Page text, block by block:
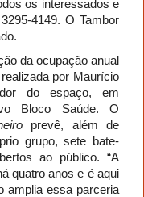
os interessados e
4149. O Tambor
da ocupação anual
por Maurício
do espaço, em
Bloco Saúde. O
prevê, além de
grupo, sete bate-
ao público. “A
quatro anos e é aqui
amplia essa parceria